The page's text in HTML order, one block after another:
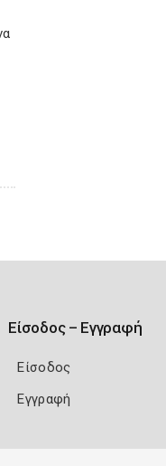
Είσοδος – Εγγραφή
Είσοδος
Εγγραφή